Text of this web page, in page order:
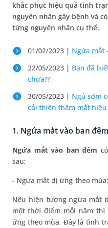
khắc phục hiệu quả tình
nguyên nhân gây bệnh và
từng nguyên nhân cụ thể.
01/02/2023 | Ngứa mắt
22/05/2023 | Bạn đã
chưa??
30/05/2023 | Ngủ sớm
cải thiện thâm mắt hiệu
1. Ngứa mắt vào ban
Ngứa mắt vào ban đêm
sau:
- Ngứa mắt dị ứng theo mùa:
Nếu hiện tượng ngứa mắt
một thời điểm mỗi năm
ứng theo mùa. Đây là tình